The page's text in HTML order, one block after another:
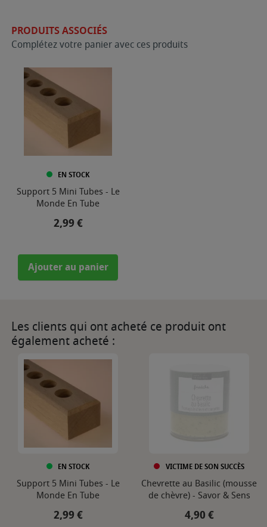
PRODUITS ASSOCIÉS
Complétez votre panier avec ces produits
EN STOCK
Support 5 Mini Tubes - Le
Monde En Tube
Prix
2,99 €
Ajouter au panier
Les clients qui ont acheté ce produit ont
également acheté :
EN STOCK
Support 5 Mini Tubes - Le
Monde En Tube
Prix
2,99 €
VICTIME DE SON SUCCÈS
Chevrette au Basilic (mousse
de chèvre) - Savor & Sens
Prix
4,90 €